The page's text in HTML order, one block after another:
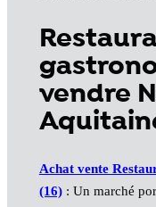
vendre
Achat vente
(16): Un marché